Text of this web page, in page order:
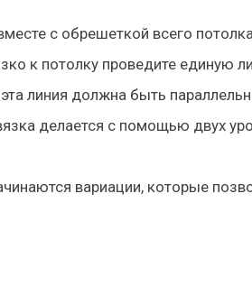
с обрешеткой всего
к потолку проведите единую
линия должна быть
делается с помощью двух
вариации, которые